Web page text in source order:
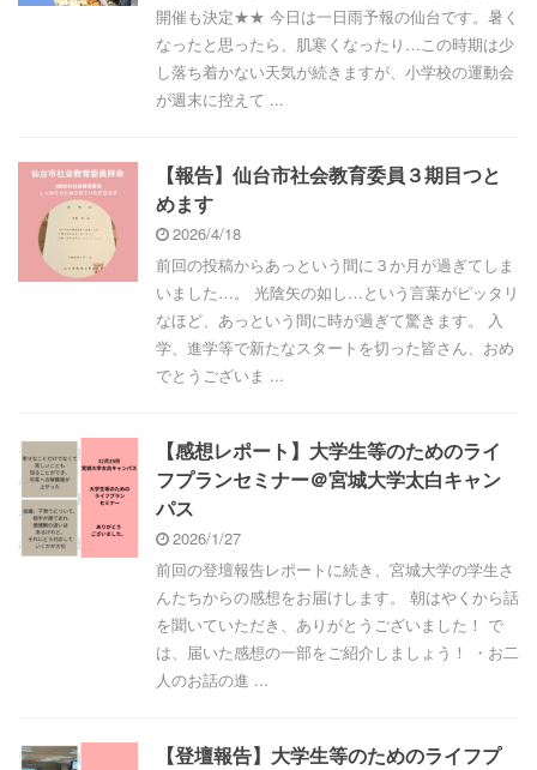
開催も決定★★ 今日は一日雨予報の仙台です。暑く
なったと思ったら、肌寒くなったり…この時期は少
し落ち着かない天気が続きますが、小学校の運動会
が週末に控えて ...
【報告】仙台市社会教育委員３期目つと
めます
2026/4/18
前回の投稿からあっという間に３か月が過ぎてしま
いました…。 光陰矢の如し…という言葉がピッタリ
なほど、あっという間に時が過ぎて驚きます。 入
学、進学等で新たなスタートを切った皆さん、おめ
でとうございま ...
【感想レポート】大学生等のためのライ
フプランセミナー＠宮城大学太白キャン
パス
2026/1/27
前回の登壇報告レポートに続き、宮城大学の学生さ
んたちからの感想をお届けします。 朝はやくから話
を聞いていただき、ありがとうございました！ で
は、届いた感想の一部をご紹介しましょう！ ・お二
人のお話の進 ...
【登壇報告】大学生等のためのライフプ